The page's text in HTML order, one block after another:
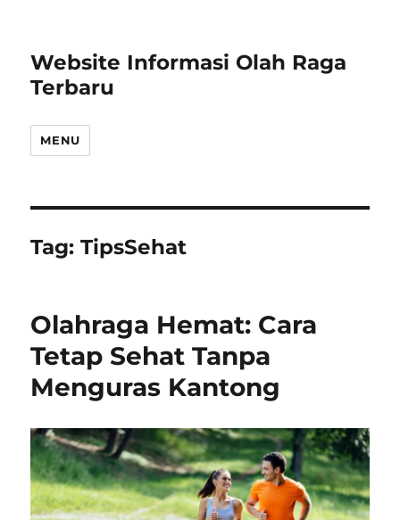
Website Informasi Olah Raga
Terbaru
MENU
Tag:TipsSehat
Olahraga Hemat: Cara
Tetap Sehat Tanpa
Menguras Kantong